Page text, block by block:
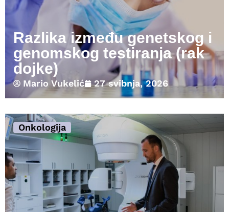
Razlika između genetskog i
genomskog testiranja (rak
dojke)
Mario Vukelić 27 svibnja, 2026
Onkologija